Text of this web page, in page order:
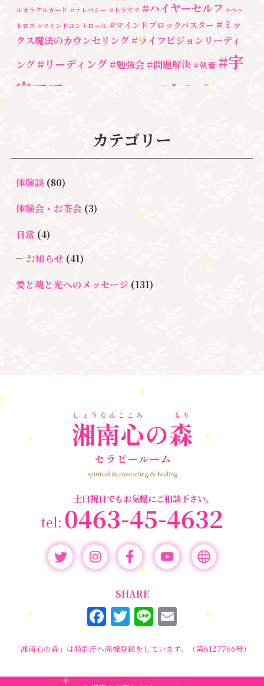
ルオラクルカード #テレパシー #トラウマ #ハイヤーセルフ #ペッ
トロス #マインドコントロール #マインドブロックバスター #ミッ
クス魔法のカウンセリング #ライフビジョンリーディ
ング #リーディング #勉強会 #問題解決 #執着 #宇
宙ママ
#心のブロッ
#自分と向き合う #自分軸 #親子のトラウマ
心のよりどころ 新着情報
ルカード ＃ハイヤーセルフ
ックバスター
＃マインドブロックバ
スター養成講座
＃宇宙ママももこ
カテゴリー
体験談(80)
体験会・お茶会(3)
日常 (4)
お知らせ (41)
愛と魂と光へのメッセージ (131)
(72)
勉強会・セミナー(55)
(17)
土日祝日でもお気軽にご相談下さい。
0463-45-4632
SHARE
F
c
e
T
it
te
Li
e ai
l
「湘南心の森」は特許庁へ商標登録をしています。（第6127766号）